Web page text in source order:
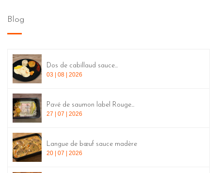
Blog
Dos de cabillaud sauce...
03 | 08 | 2026
Pavé de saumon label Rouge...
27 | 07 | 2026
Langue de bœuf sauce madère
20 | 07 | 2026